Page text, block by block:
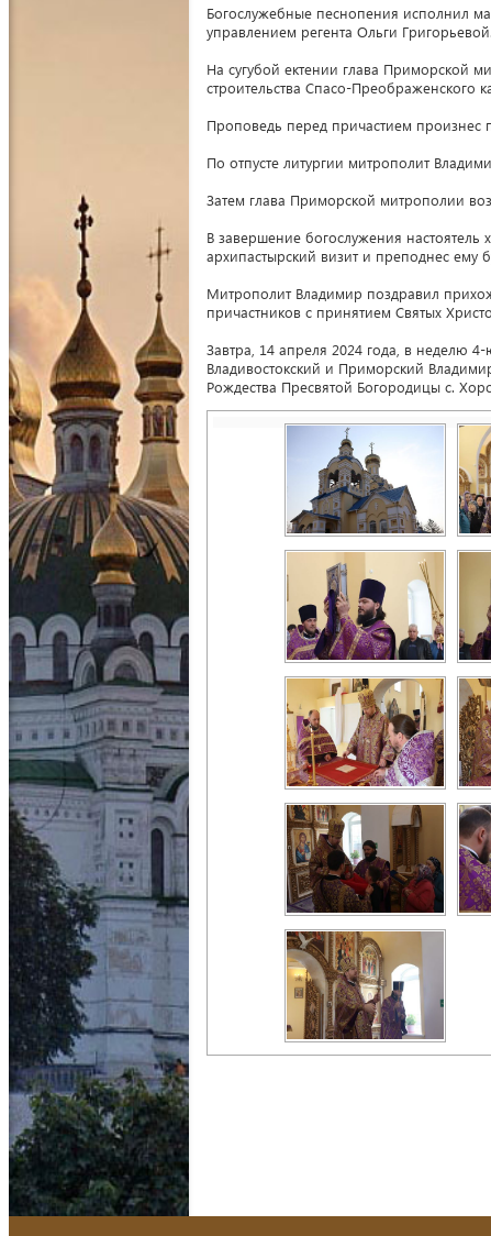
Богослужебные песнопения исполнил
управлением регента Ольги Григорьевой.
На сугубой ектении глава Приморской
строительства Спасо-Преображенского
Проповедь перед причастием произнес
По отпусте литургии митрополит
Затем глава Приморской митрополии
В завершение богослужения
архипастырский визит и преподнес ему
Митрополит Владимир поздравил
причастников с принятием Святых
Завтра, 14 апреля 2024 года, в неделю
Владивостокский и Приморский
Рождества Пресвятой Богородицы с.